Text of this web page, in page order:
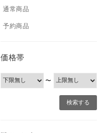
通常商品
予約商品
価格帯
〜